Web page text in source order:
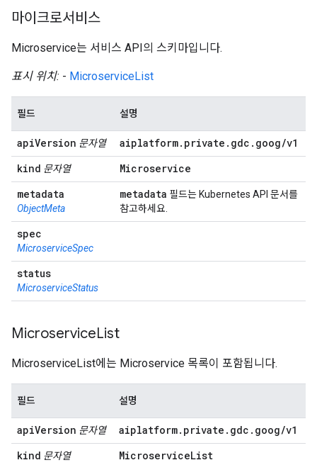
마이크로서비스
Microservice는 서비스 API의 스키마입니다.
표시 위치: - MicroserviceList
필드 설명
apiVersion 문자열 aiplatform. private . gdc . goog/v1
kind 문자열
Microservice
metadata
ObjectMeta
metadata 필드는 Kubernetes API 문서를
참고하세요.
spec
MicroserviceSpec
status
MicroserviceStatus
MicroserviceList
MicroserviceList에는 Microservice 목록이 포함됩니다.
필드 설명
apiVersion 문자열 aiplatform. private . gdc . goog/v1
kind 문자열 MicroserviceList